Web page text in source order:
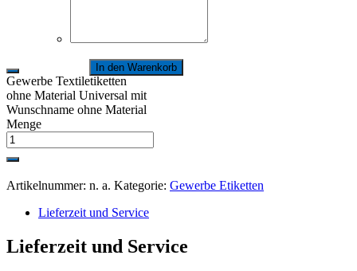
Gewerbe Textiletiketten
ohne Material Universal mit
Wunschname ohne Material
Menge
In den Warenkorb
Artikelnummer: n. a. Kategorie: Gewerbe Etiketten
Lieferzeit und Service
Lieferzeit und Service